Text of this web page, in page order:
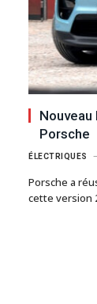
Nouveau
Porsche
ÉLECTRIQUES
Porsche a
cette version